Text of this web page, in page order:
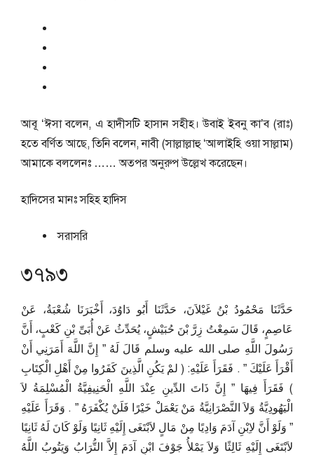
আবূ ‘ঈসা বলেন, এ হাদীসটি হাসান সহীহ। উবাই ইবনু কা’ব (রাঃ)
হতে বর্ণিত আছে, তিনি বলেন, নাবী (সাল্লাল্লাহু ‘আলাইহি ওয়া সাল্লাম)
আমাকে বললেনঃ …… অতপর অনুরুপ উল্লেখ করেছেন।
হাদিসের মানঃসহিহ হাদিস
সরাসরি
৩৭৯৩
حَدَّثَنَا مَحْمُودُ بْنُ غَيْلاَنَ، حَدَّثَنَا أَبُو دَاوُدَ، أَخْبَرَنَا شُعْبَةُ، عَنْ
عَاصِمٍ، قَالَ سَمِعْتُ زِرَّ بْنَ حُبَيْشٍ، يُحَدِّثُ عَنْ أُبَىِّ بْنِ كَعْبٍ، أَنَّ
رَسُولَ اللَّهِ صلى الله عليه وسلم قَالَ لَهُ ‏”‏ إِنَّ اللَّهَ أَمَرَنِي أَنْ
أَقْرَأَ عَلَيْكَ ‏”‏ ‏.‏ فَقَرَأَ عَلَيْهِ‏:‏ ‏(‏ لمْ يَكُنِ الَّذِينَ كَفَرُوا مِنْ أَهْلِ الْكِتَابِ
‏)‏ فَقَرَأَ فِيهَا ‏”‏ إِنَّ ذَاتَ الدِّينِ عِنْدَ اللَّهِ الْحَنِيفِيَّةُ الْمُسْلِمَةُ لاَ
الْيَهُودِيَّةُ وَلاَ النَّصْرَانِيَّةُ مَنْ يَعْمَلْ خَيْرًا فَلَنْ يُكْفَرَهُ ‏”‏ ‏.‏ وَقَرَأَ عَلَيْهِ
‏”‏ وَلَوْ أَنَّ لاِبْنِ آدَمَ وَادِيًا مِنْ مَالٍ لاَبْتَغَى إِلَيْهِ ثَانِيًا وَلَوْ كَانَ لَهُ ثَانِيًا
لاَبْتَغَى إِلَيْهِ ثَالِثًا وَلاَ يَمْلأُ جَوْفَ ابْنِ آدَمَ إِلاَّ التُّرَابُ وَيَتُوبُ اللَّهُ